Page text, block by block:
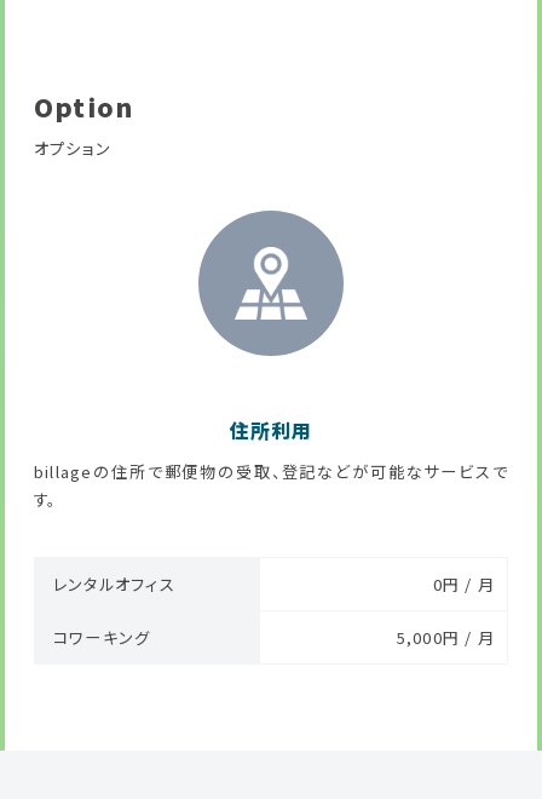
Option
オプション
住所利用
billageの住所で郵便物の受取、登記などが可能なサービスで
す。
レンタルオフィス 0円 / 月
コワーキング 5,000円 / 月